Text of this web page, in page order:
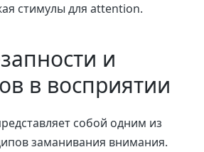
стимулы для attention.
и
в восприятии
собой одним из
заманивания внимания.